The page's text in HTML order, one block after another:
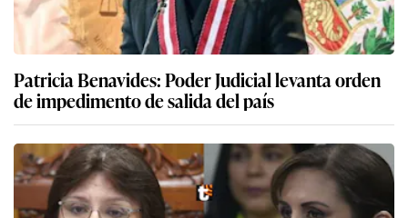
Patricia Benavides: Poder Judicial levanta orden
de impedimento de salida del país